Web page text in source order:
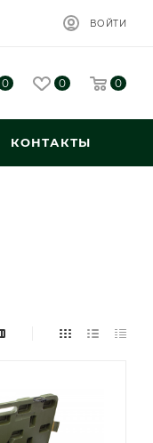
ВОЙТИ
0 0 0
КОНТАКТЫ